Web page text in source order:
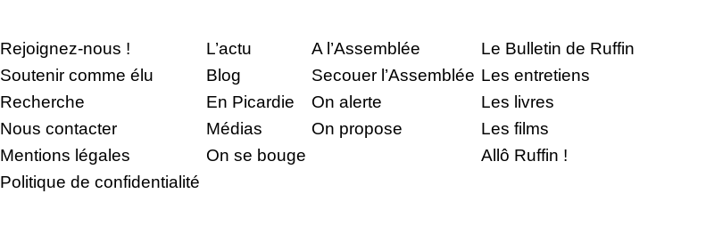
Rejoignez-nous !
Soutenir comme élu
Recherche
Nous contacter
Mentions légales
Politique de confidentialité
L’actu
Blog
En Picardie
Médias
On se bouge
A l’Assemblée
Secouer l’Assemblée
On alerte
On propose
Le Bulletin de Ruffin
Les entretiens
Les livres
Les films
Allô Ruffin !